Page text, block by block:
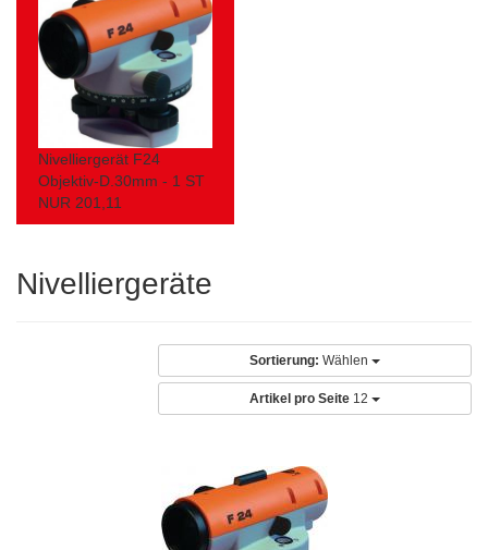
Nivelliergerät F24
Objektiv-D.30mm - 1 ST
NUR 201,11
Nivelliergeräte
Sortierung: Wählen
Artikel pro Seite 12